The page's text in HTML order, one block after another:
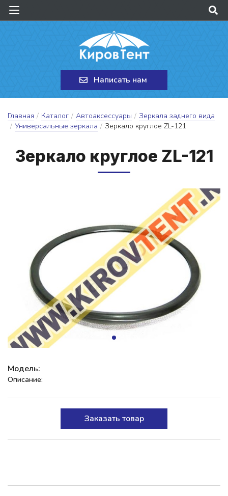
Написать нам
Главная / Каталог / Автоаксессуары / Зеркала заднего вида
/ Универсальные зеркала / Зеркало круглое ZL-121
Зер­ка­ло круг­лое ZL-121
Модель:
Описание:
Заказать товар